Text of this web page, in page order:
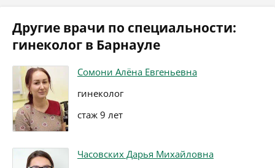
Другие врачи по специальности:
гинеколог в Барнауле
Сомони Алёна Евгеньевна
гинеколог
стаж 9 лет
Часовских Дарья Михайловна